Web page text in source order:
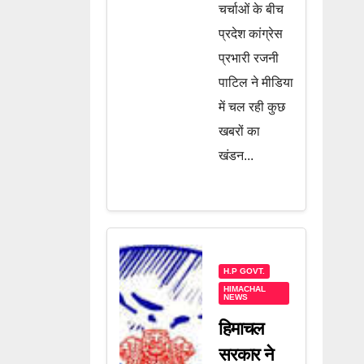
चर्चाओं के बीच
प्रदेश कांग्रेस
प्रभारी रजनी
पाटिल ने मीडिया
में चल रही कुछ
खबरों का
खंडन...
H.P GOVT.
HIMACHAL
NEWS
हिमाचल
सरकार ने